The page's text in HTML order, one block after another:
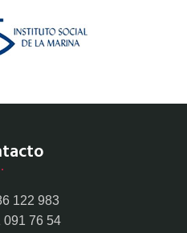
122 983
091 76 54